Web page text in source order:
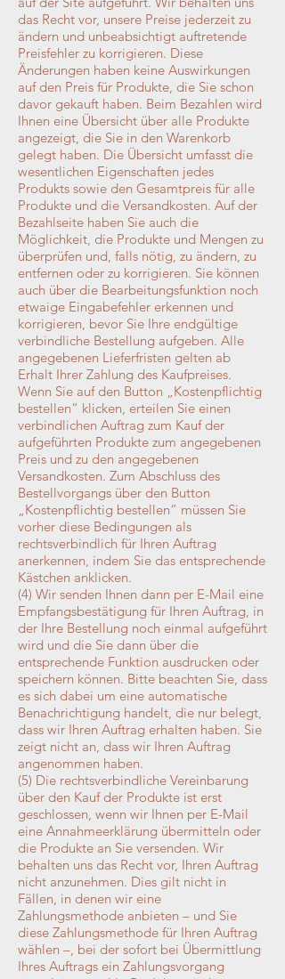
das Recht vor, unsere Preise jederzeit zu
ändern und unbeabsichtigt auftretende
Preisfehler zu korrigieren. Diese
Änderungen haben keine Auswirkungen
auf den Preis für Produkte, die Sie schon
davor gekauft haben. Beim Bezahlen wird
Ihnen eine Übersicht über alle Produkte
angezeigt, die Sie in den Warenkorb
gelegt haben. Die Übersicht umfasst die
wesentlichen Eigenschaften jedes
Produkts sowie den Gesamtpreis für alle
Produkte und die Versandkosten. Auf der
Bezahlseite haben Sie auch die
Möglichkeit, die Produkte und Mengen zu
überprüfen und, falls nötig, zu ändern, zu
entfernen oder zu korrigieren. Sie können
auch über die Bearbeitungsfunktion noch
etwaige Eingabefehler erkennen und
korrigieren, bevor Sie Ihre endgültige
verbindliche Bestellung aufgeben. Alle
angegebenen Lieferfristen gelten ab
Erhalt Ihrer Zahlung des Kaufpreises.
Wenn Sie auf den Button „Kostenpflichtig
bestellen“ klicken, erteilen Sie einen
verbindlichen Auftrag zum Kauf der
aufgeführten Produkte zum angegebenen
Preis und zu den angegebenen
Versandkosten. Zum Abschluss des
Bestellvorgangs über den Button
„Kostenpflichtig bestellen“ müssen Sie
vorher diese Bedingungen als
rechtsverbindlich für Ihren Auftrag
anerkennen, indem Sie das entsprechende
Kästchen anklicken.
(4) Wir senden Ihnen dann per E-Mail eine
Empfangsbestätigung für Ihren Auftrag, in
der Ihre Bestellung noch einmal aufgeführt
wird und die Sie dann über die
entsprechende Funktion ausdrucken oder
speichern können. Bitte beachten Sie, dass
es sich dabei um eine automatische
Benachrichtigung handelt, die nur belegt,
dass wir Ihren Auftrag erhalten haben. Sie
zeigt nicht an, dass wir Ihren Auftrag
angenommen haben.
(5) Die rechtsverbindliche Vereinbarung
über den Kauf der Produkte ist erst
geschlossen, wenn wir Ihnen per E-Mail
eine Annahmeerklärung übermitteln oder
die Produkte an Sie versenden. Wir
behalten uns das Recht vor, Ihren Auftrag
nicht anzunehmen. Dies gilt nicht in
Fällen, in denen wir eine
Zahlungsmethode anbieten – und Sie
diese Zahlungsmethode für Ihren Auftrag
wählen –, bei der sofort bei Übermittlung
Ihres Auftrags ein Zahlungsvorgang